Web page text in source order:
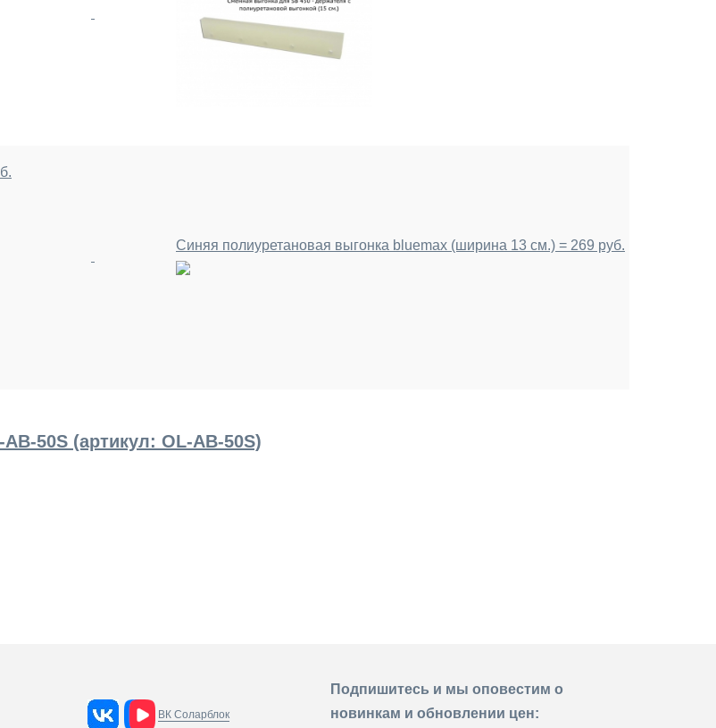
Синяя полиуретановая выгонка bluemax (ширина 13 см.) = 269 руб.
50S (артикул: OL-AB-50S)
ВК Соларблок
Подпишитесь и мы оповестим о
новинкам и обновлении цен: